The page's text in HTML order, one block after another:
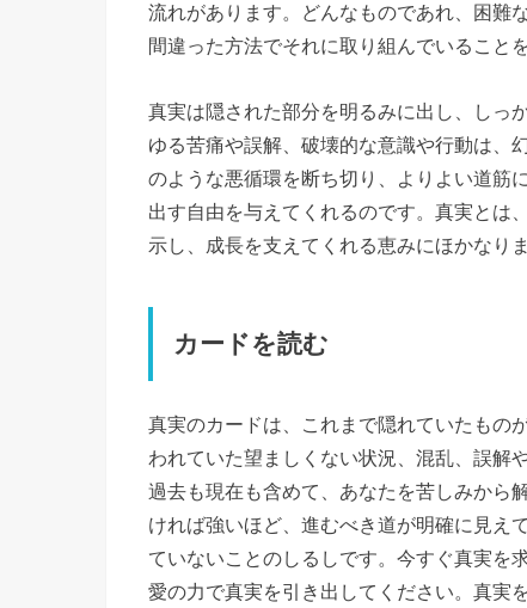
流れがあります。どんなものであれ、困難
間違った方法でそれに取り組んでいること
真実は隠された部分を明るみに出し、しっ
ゆる苦痛や誤解、破壊的な意識や行動は、
のような悪循環を断ち切り、よりよい道筋
出す自由を与えてくれるのです。真実とは
示し、成長を支えてくれる恵みにほかなりま
カードを読む
真実のカードは、これまで隠れていたもの
われていた望ましくない状況、混乱、誤解
過去も現在も含めて、あなたを苦しみから
ければ強いほど、進むべき道が明確に見え
ていないことのしるしです。今すぐ真実を
愛の力で真実を引き出してください。真実